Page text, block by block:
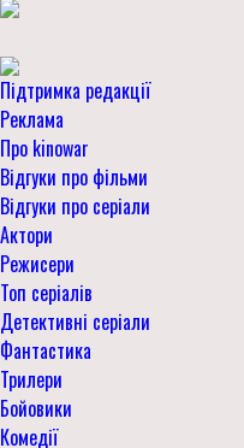
Підтримка редакції
Реклама
Про kinowar
Відгуки про фільми
Відгуки про серіали
Актори
Режисери
Топ серіалів
Детективні серіали
Фантастика
Трилери
Бойовики
Комедії